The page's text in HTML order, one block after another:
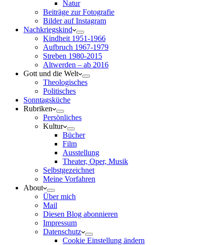
Natur
Beiträge zur Fotografie
Bilder auf Instagram
Nachkriegskind
Kindheit 1951-1966
Aufbruch 1967-1979
Streben 1980-2015
Altwerden – ab 2016
Gott und die Welt
Theologisches
Politisches
Sonntagsküche
Rubriken
Persönliches
Kultur
Bücher
Film
Ausstellung
Theater, Oper, Musik
Selbstgezeichnet
Meine Vorfahren
About
Über mich
Mail
Diesen Blog abonnieren
Impressum
Datenschutz
Cookie Einstellung ändern